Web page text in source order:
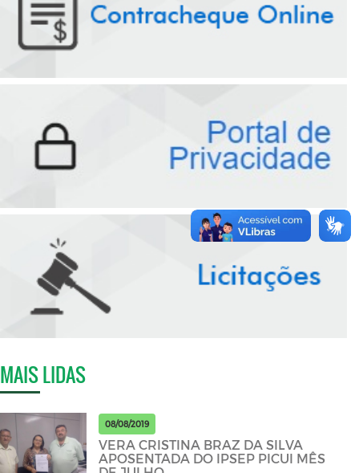
MAIS LIDAS
08/08/2019
VERA CRISTINA BRAZ DA SILVA
APOSENTADA DO IPSEP PICUI MÊS